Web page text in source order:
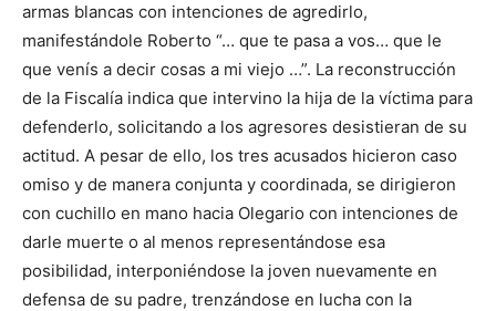
armas blancas con intenciones de agredirlo,
manifestándole Roberto “… que te pasa a vos… que le
que venís a decir cosas a mi viejo …”. La reconstrucción
de la Fiscalía indica que intervino la hija de la víctima para
defenderlo, solicitando a los agresores desistieran de su
actitud. A pesar de ello, los tres acusados hicieron caso
omiso y de manera conjunta y coordinada, se dirigieron
con cuchillo en mano hacia Olegario con intenciones de
darle muerte o al menos representándose esa
posibilidad, interponiéndose la joven nuevamente en
defensa de su padre, trenzándose en lucha con la